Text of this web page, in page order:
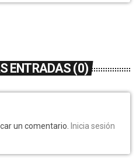
ENTRADAS (0)
un comentario.
Inicia sesión